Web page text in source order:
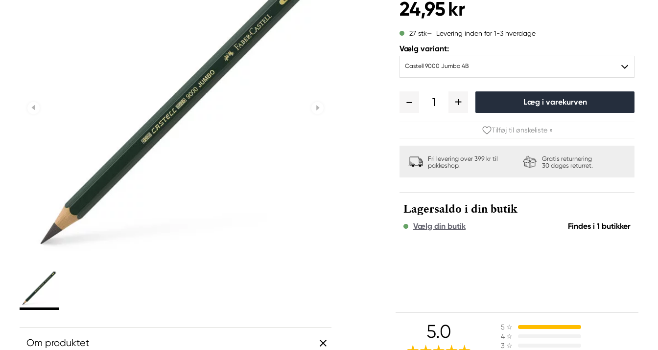
24,95 kr
27 stk Levering inden for 1-3 hverdage
Vælg variant:
Castell 9000 Jumbo 4B
1 Læg i varekurven
Tilføj til ønskeliste »
Fri levering over 399 kr til
pakkeshop.
Gratis returnering
30 dages returret.
Lagersaldo i din butik
Vælg din butik Findes i 1 butikker
Om produktet
5.0 5 ☆
4 ☆
3 ☆